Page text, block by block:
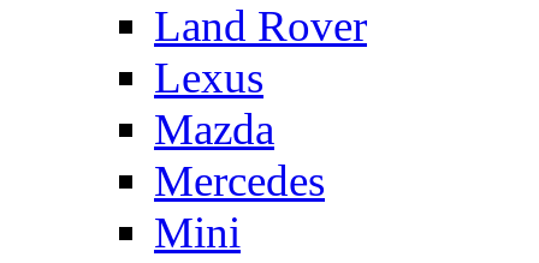
Land Rover
Lexus
Mazda
Mercedes
Mini